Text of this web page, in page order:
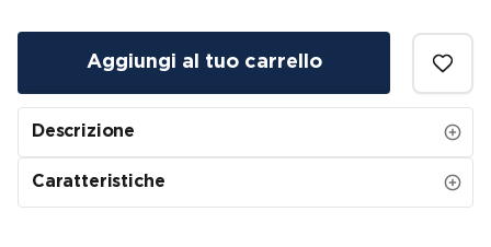
Aggiungi al tuo carrello
Descrizione
Caratteristiche